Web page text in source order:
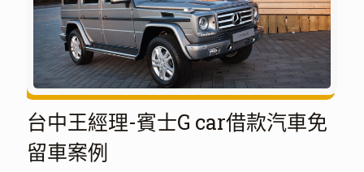
台中王經理-賓士G car借款汽車免
留車案例